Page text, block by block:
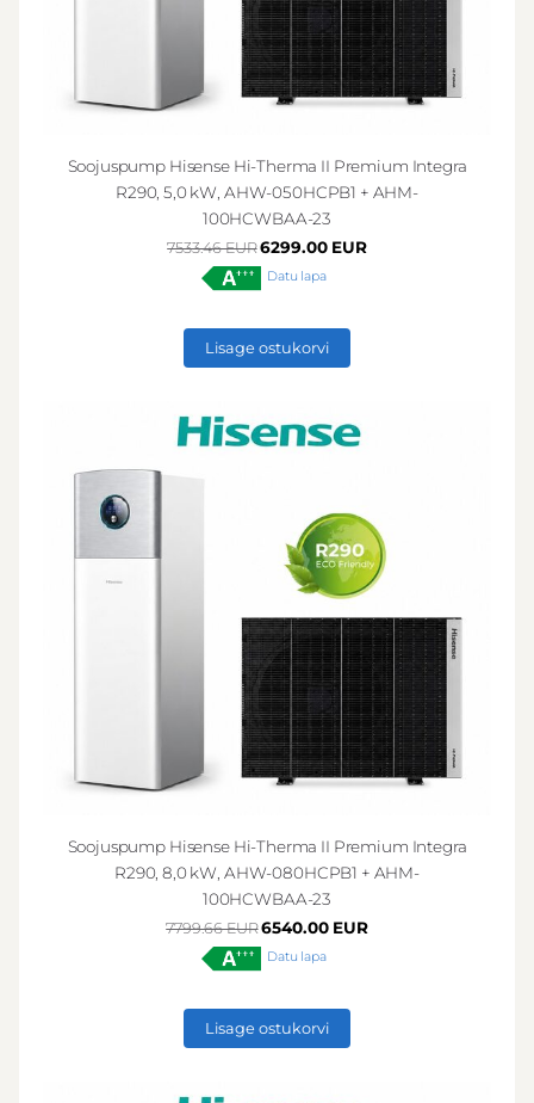
Soojuspump Hisense Hi-Therma II Premium Integra
R290, 5,0 kW, AHW-050HCPB1 + AHM-
100HCWBAA-23
7533.46 EUR6299.00 EUR
Datu lapa
Lisage ostukorvi
Soojuspump Hisense Hi-Therma II Premium Integra
R290, 8,0 kW, AHW-080HCPB1 + AHM-
100HCWBAA-23
7799.66 EUR6540.00 EUR
Datu lapa
Lisage ostukorvi